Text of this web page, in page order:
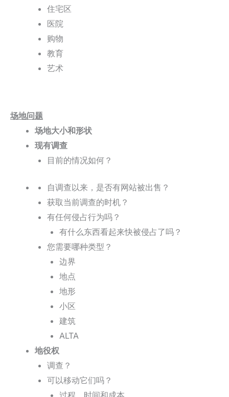
住宅区
医院
购物
教育
艺术
场地问题
场地大小和形状
现有调查
目前的情况如何？
自调查以来，是否有网站被出售？
获取当前调查的时机？
有任何侵占行为吗？
有什么东西看起来快被侵占了吗？
您需要哪种类型？
边界
地点
地形
小区
建筑
ALTA
地役权
调查？
可以移动它们吗？